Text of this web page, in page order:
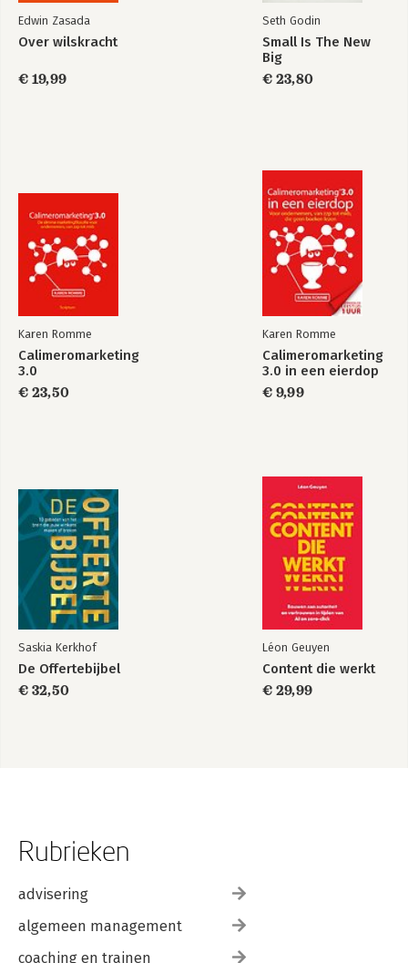
3.0 in een eierdop
Edwin Zasada
Over wilskracht
€ 19,99
Seth Godin
Small Is The New
Big
€ 23,80
Karen Romme
Calimeromarketing
3.0
€ 23,50
Karen Romme
Calimeromarketing
3.0 in een eierdop
€ 9,99
Saskia Kerkhof
De Offertebijbel
€ 32,50
Léon Geuyen
Content die werkt
€ 29,99
Rubrieken
advisering
algemeen management
coaching en trainen